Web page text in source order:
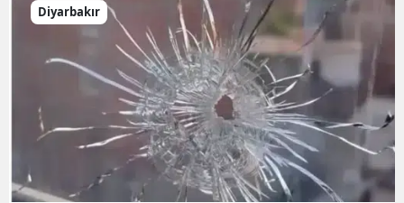
Diyarbakır